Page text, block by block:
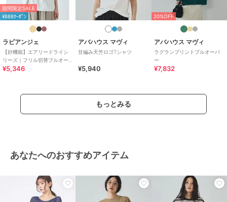
期間限定SALE
¥888ｸｰﾎﾟﾝ
ラビアンジェ
【好機能】エアリードライシ
リーズ｜フリル切替プルオー
バー
¥5,346
アバハウス マヴィ
甘編み天竺ロゴTシャツ
¥5,940
20%OFF
アバハウス マヴィ
ラグランプリントプルオーバ
ー
¥7,832
もっとみる
あなたへのおすすめアイテム